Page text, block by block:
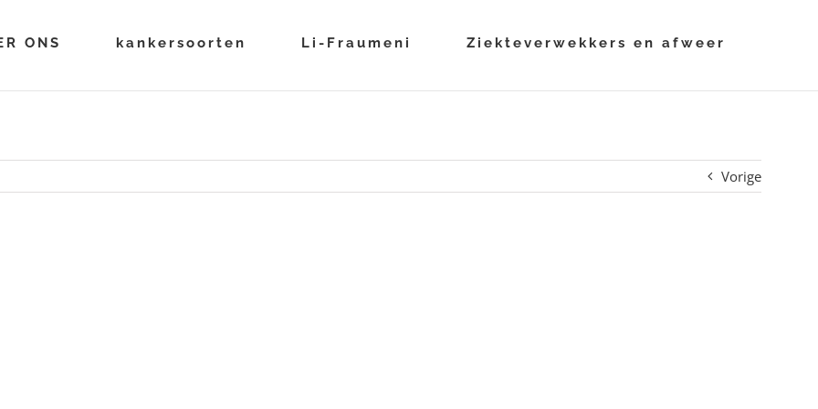
ONS kankersoorten Li-Fraumeni Ziekteverwekkers en afweer
Vorige